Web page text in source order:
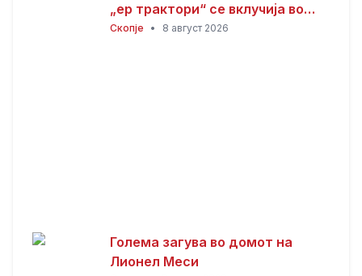
„ер трактори“ се вклучија во
гаснењето, гори
Скопје • 8 август 2026
Голема загува во домот на
Лионел Меси